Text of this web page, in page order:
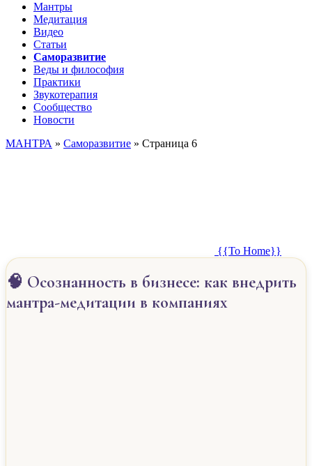
Мантры
Медитация
Видео
Статьи
Саморазвитие
Веды и философия
Практики
Звукотерапия
Сообщество
Новости
МАНТРА » Саморазвитие » Страница 6
{{To Home}}
🧠 Осознанность в бизнесе: как внедрить
мантра-медитации в компаниях